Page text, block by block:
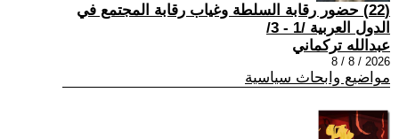
(22) حضور رقابة السلطة وغياب رقابة المجتمع في
الدول العربية /1 - 3/
عبدالله تركماني
2026 / 8 / 8
مواضيع وابحاث سياسية